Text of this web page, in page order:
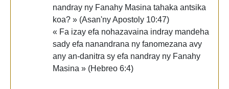
nandray ny Fanahy Masina tahaka antsika
koa? » (Asan'ny Apostoly 10:47)
« Fa izay efa nohazavaina indray mandeha
sady efa nanandrana ny fanomezana avy
any an-danitra sy efa nandray ny Fanahy
Masina » (Hebreo 6:4)